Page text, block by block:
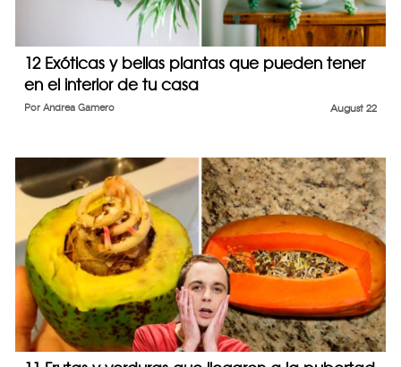
12 Exóticas y bellas plantas que pueden tener
en el interior de tu casa
August 22
Por Andrea Gamero